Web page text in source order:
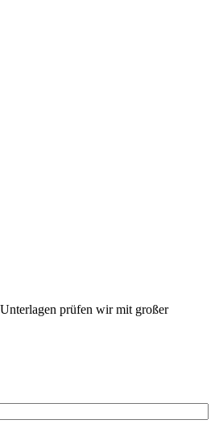
prüfen wir mit großer